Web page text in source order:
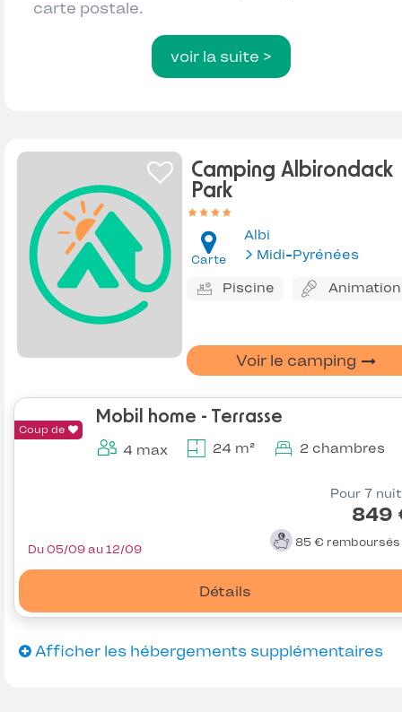
carte postale.
voir la suite >
Camping Albirondack
Park
Carte
Albi
Midi-Pyrénées
Piscine
Voir le camping
Coup de
Mobil home - Terrasse
4 max 24 m² 2 chambres
Pour 7
849
85 € remboursés
Détails
Du 05/09 au 12/09
Afficher les hébergements supplémentaires